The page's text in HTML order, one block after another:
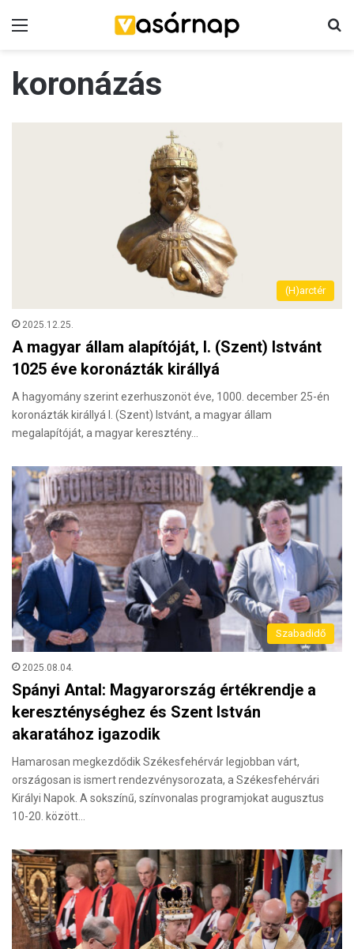
koronázás
(H)arctér
2025.12.25.
A magyar állam alapítóját, I. (Szent) Istvánt
1025 éve koronázták királlyá
A hagyomány szerint ezerhuszonöt éve, 1000. december 25-én
koronázták királlyá I. (Szent) Istvánt, a magyar állam
megalapítóját, a magyar keresztény…
Szabadidő
2025.08.04.
Spányi Antal: Magyarország értékrendje a
kereszténységhez és Szent István
akaratához igazodik
Hamarosan megkezdődik Székesfehérvár legjobban várt,
országosan is ismert rendezvénysorozata, a Székesfehérvári
Királyi Napok. A sokszínű, színvonalas programjokat augusztus
10-20. között…